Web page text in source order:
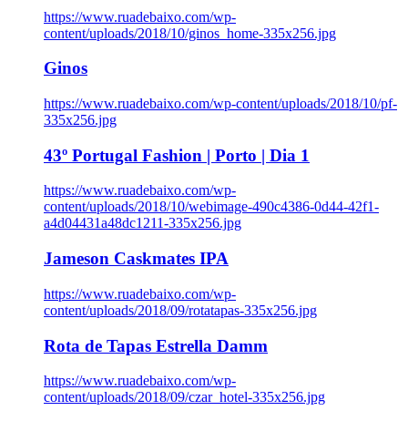
https://www.ruadebaixo.com/wp-
content/uploads/2018/10/ginos_home-335x256.jpg
Ginos
https://www.ruadebaixo.com/wp-content/uploads/2018/10/pf-
335x256.jpg
43º Portugal Fashion | Porto | Dia 1
https://www.ruadebaixo.com/wp-
content/uploads/2018/10/webimage-490c4386-0d44-42f1-
a4d04431a48dc1211-335x256.jpg
Jameson Caskmates IPA
https://www.ruadebaixo.com/wp-
content/uploads/2018/09/rotatapas-335x256.jpg
Rota de Tapas Estrella Damm
https://www.ruadebaixo.com/wp-
content/uploads/2018/09/czar_hotel-335x256.jpg